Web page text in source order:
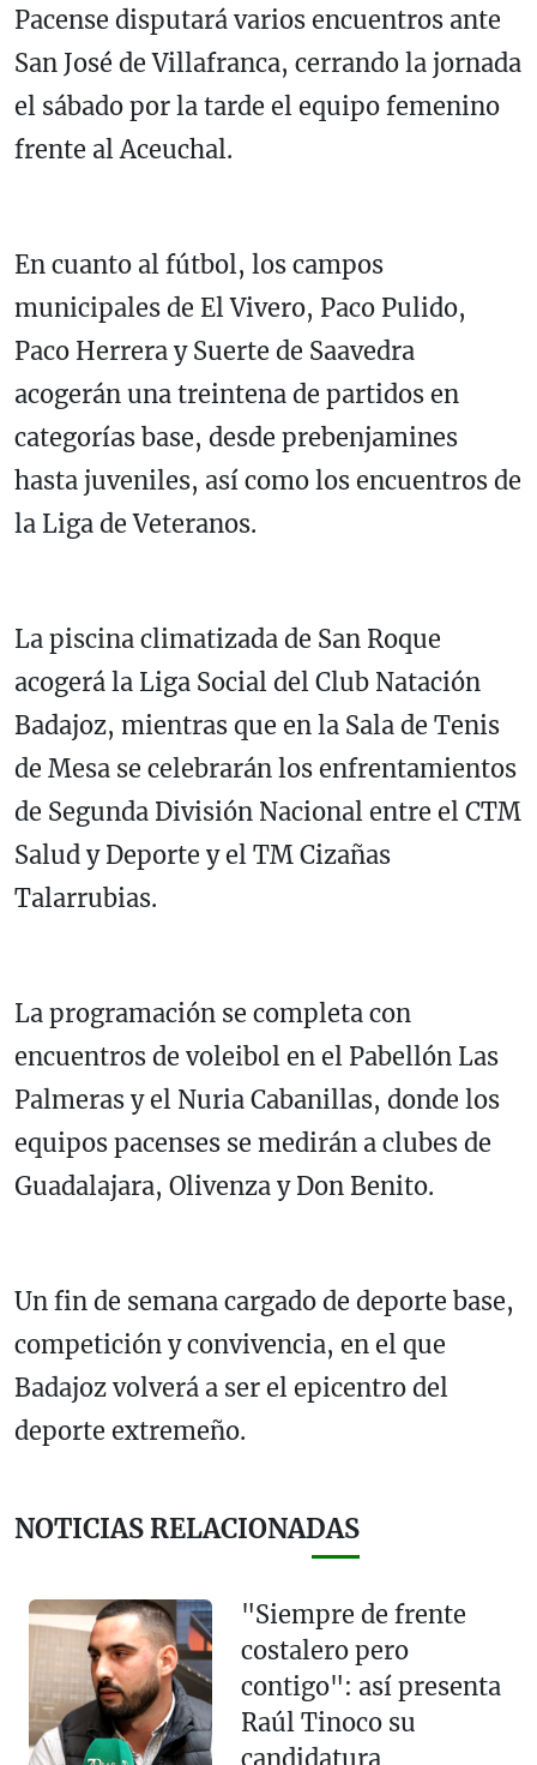
Pacense disputará varios encuentros ante
San José de Villafranca, cerrando la jornada
el sábado por la tarde el equipo femenino
frente al Aceuchal.
En cuanto al fútbol, los campos
municipales de El Vivero, Paco Pulido,
Paco Herrera y Suerte de Saavedra
acogerán una treintena de partidos en
categorías base, desde prebenjamines
hasta juveniles, así como los encuentros de
la Liga de Veteranos.
La piscina climatizada de San Roque
acogerá la Liga Social del Club Natación
Badajoz, mientras que en la Sala de Tenis
de Mesa se celebrarán los enfrentamientos
de Segunda División Nacional entre el CTM
Salud y Deporte y el TM Cizañas
Talarrubias.
La programación se completa con
encuentros de voleibol en el Pabellón Las
Palmeras y el Nuria Cabanillas, donde los
equipos pacenses se medirán a clubes de
Guadalajara, Olivenza y Don Benito.
Un fin de semana cargado de deporte base,
competición y convivencia, en el que
Badajoz volverá a ser el epicentro del
deporte extremeño.
NOTICIAS RELACIONADAS
"Siempre de frente
costalero pero
contigo": así presenta
Raúl Tinoco su
candidatura